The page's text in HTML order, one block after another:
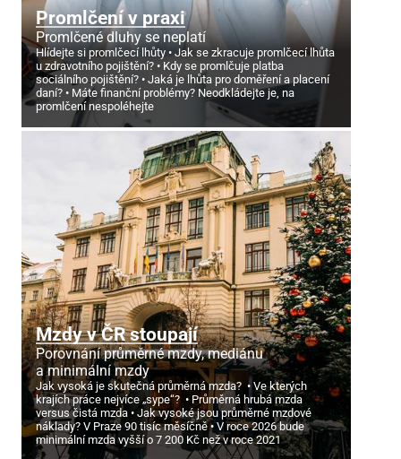
Promlčení v praxi
Promlčené dluhy se neplatí
Hlídejte si promlčecí lhůty
Jak se zkracuje promlčecí lhůta
u zdravotního pojištění?
Kdy se promlčuje platba
sociálního pojištění?
Jaká je lhůta pro doměření a placení
daní?
Máte finanční problémy? Neodkládejte je, na
promlčení nespoléhejte
Mzdy v ČR stoupají
Porovnání průměrné mzdy, mediánu
a minimální mzdy
Jak vysoká je skutečná průměrná mzda?
Ve kterých
krajích práce nejvíce „sype“?
Průměrná hrubá mzda
versus čistá mzda
Jak vysoké jsou průměrné mzdové
náklady? V Praze 90 tisíc měsíčně
V roce 2026 bude
minimální mzda vyšší o 7 200 Kč než v roce 2021